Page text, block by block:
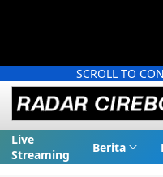
SCROLL TO
Live
Streaming
Berita